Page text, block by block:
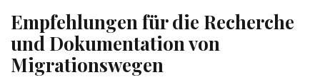
Empfehlungen​ für​ die ‍Recherche
und Dokumentation von
Migrationswegen